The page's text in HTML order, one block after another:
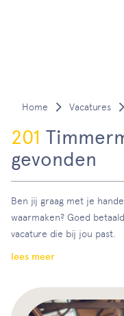
Vacatures
201
gevonden
Ben jij graag met je
waarmaken? Goed
vacature die bij jou past.
lees meer